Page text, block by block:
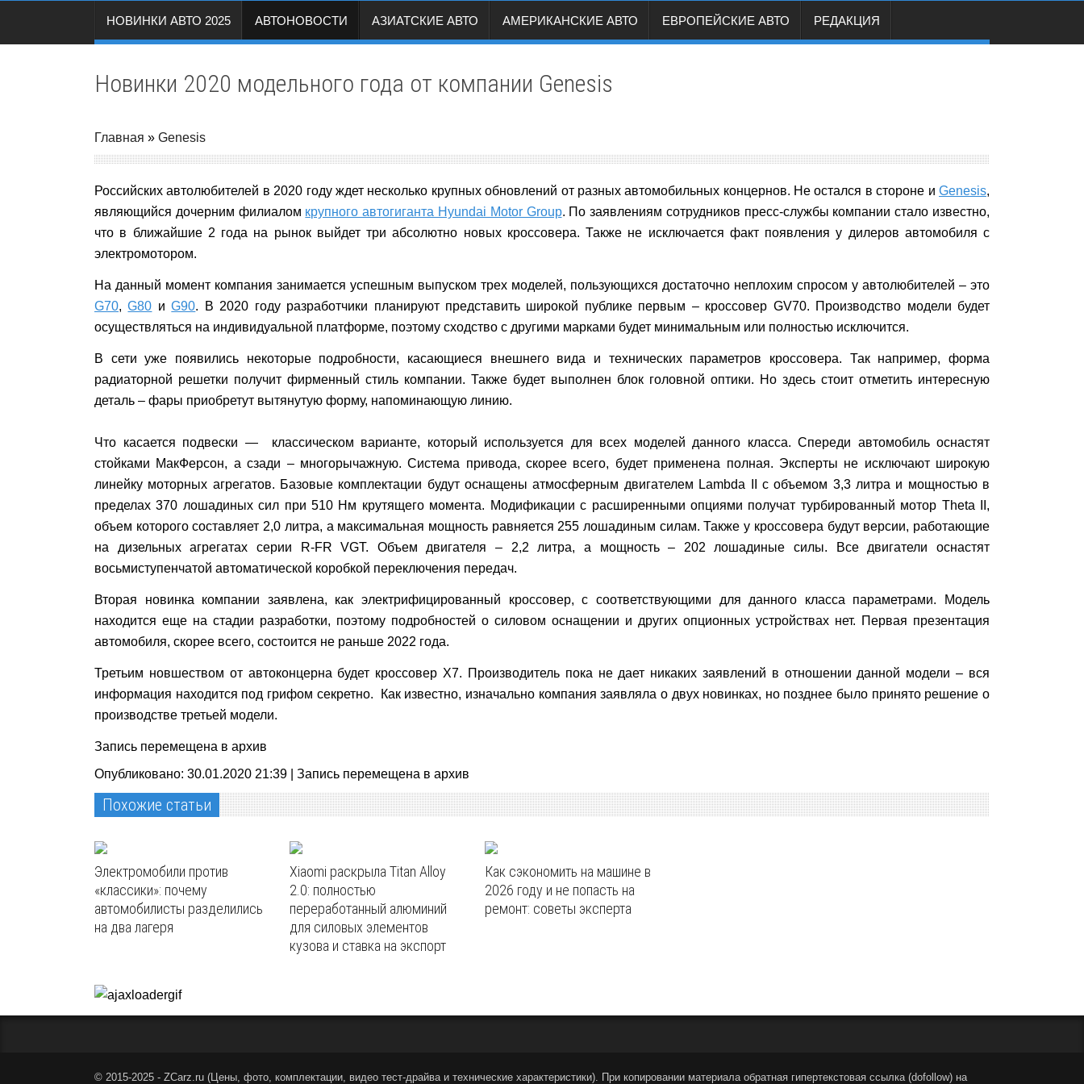
НОВИНКИ АВТО 2025 АВТОНОВОСТИ АЗИАТСКИЕ АВТО АМЕРИКАНСКИЕ АВТО ЕВРОПЕЙСКИЕ АВТО РЕДАКЦИЯ
Новинки 2020 модельного года от компании Genesis
Главная » Genesis
Российских автолюбителей в 2020 году ждет несколько крупных обновлений от разных автомобильных концернов. Не остался в стороне и Genesis,
являющийся дочерним филиалом крупного автогиганта Hyundai Motor Group. По заявлениям сотрудников пресс-службы компании стало известно,
что в ближайшие 2 года на рынок выйдет три абсолютно новых кроссовера. Также не исключается факт появления у дилеров автомобиля с
электромотором.
На данный момент компания занимается успешным выпуском трех моделей, пользующихся достаточно неплохим спросом у автолюбителей – это
G70,G80 иG90. В 2020 году разработчики планируют представить широкой публике первым – кроссовер GV70. Производство модели будет
осуществляться на индивидуальной платформе, поэтому сходство с другими марками будет минимальным или полностью исключится.
В сети уже появились некоторые подробности, касающиеся внешнего вида и технических параметров кроссовера. Так например, форма
радиаторной решетки получит фирменный стиль компании. Также будет выполнен блок головной оптики. Но здесь стоит отметить интересную
деталь – фары приобретут вытянутую форму, напоминающую линию.
Что касается подвески — классическом варианте, который используется для всех моделей данного класса. Спереди автомобиль оснастят
стойками МакФерсон, а сзади – многорычажную. Система привода, скорее всего, будет применена полная. Эксперты не исключают широкую
линейку моторных агрегатов. Базовые комплектации будут оснащены атмосферным двигателем Lambda II с объемом 3,3 литра и мощностью в
пределах 370 лошадиных сил при 510 Нм крутящего момента. Модификации с расширенными опциями получат турбированный мотор Theta II,
объем которого составляет 2,0 литра, а максимальная мощность равняется 255 лошадиным силам. Также у кроссовера будут версии, работающие
на дизельных агрегатах серии R-FR VGT. Объем двигателя – 2,2 литра, а мощность – 202 лошадиные силы. Все двигатели оснастят
восьмиступенчатой автоматической коробкой переключения передач.
Вторая новинка компании заявлена, как электрифицированный кроссовер, с соответствующими для данного класса параметрами. Модель
находится еще на стадии разработки, поэтому подробностей о силовом оснащении и других опционных устройствах нет. Первая презентация
автомобиля, скорее всего, состоится не раньше 2022 года.
Третьим новшеством от автоконцерна будет кроссовер X7. Производитель пока не дает никаких заявлений в отношении данной модели – вся
информация находится под грифом секретно. Как известно, изначально компания заявляла о двух новинках, но позднее было принято решение о
производстве третьей модели.
Запись перемещена в архив
Опубликовано: 30.01.2020 21:39 | Запись перемещена в архив
Похожие статьи
Электромобили против
«классики»: почему
автомобилисты разделились
на два лагеря
Xiaomi раскрыла Titan Alloy
2.0: полностью
переработанный алюминий
для силовых элементов
кузова и ставка на экспорт
Как сэкономить на машине в
2026 году и не попасть на
ремонт: советы эксперта
© 2015-2025 - ZCarz.ru (Цены, фото, комплектации, видео тест-драйва и технические характеристики). При копировании материала обратная гипертекстовая ссылка (dofollow) на